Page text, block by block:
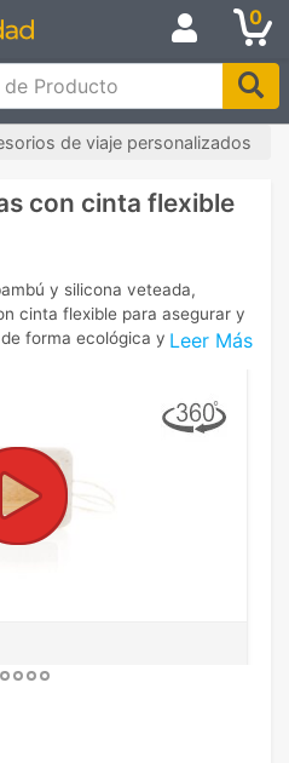
0
Producto
de viaje personalizados
con cinta flexible
Leer Más
y silicona veteada,
cinta flexible para asegurar y
forma ecológica y elegante.